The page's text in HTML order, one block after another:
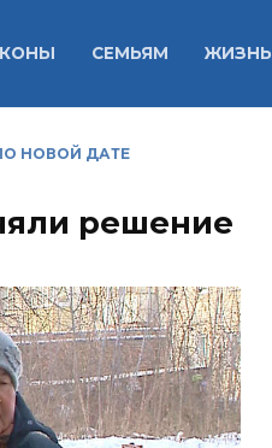
СЕМЬЯМ ЖИЗНЬ
НОВОЙ ДАТЕ
решение